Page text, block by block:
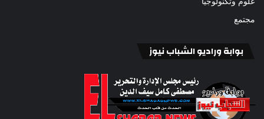
مجتمع
بوابة وراديو الشباب نيوز